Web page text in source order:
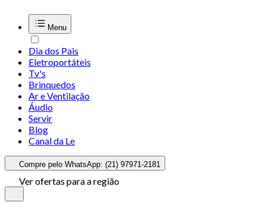
Menu
Dia dos Pais
Eletroportáteis
Tv's
Brinquedos
Ar e Ventilação
Áudio
Servir
Blog
Canal da Le
Compre pelo WhatsApp: (21) 97971-2181
Ver ofertas para a região